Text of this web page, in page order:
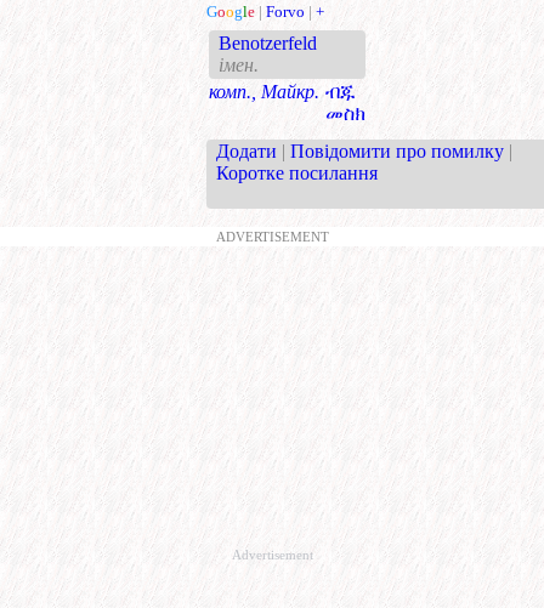
Google | Forvo | +
Benotzerfeld
імен.
комп., Майкр. ብጁ
መስክ
Додати | Повідомити про помилку |
Коротке посилання
ADVERTISEMENT
Advertisement